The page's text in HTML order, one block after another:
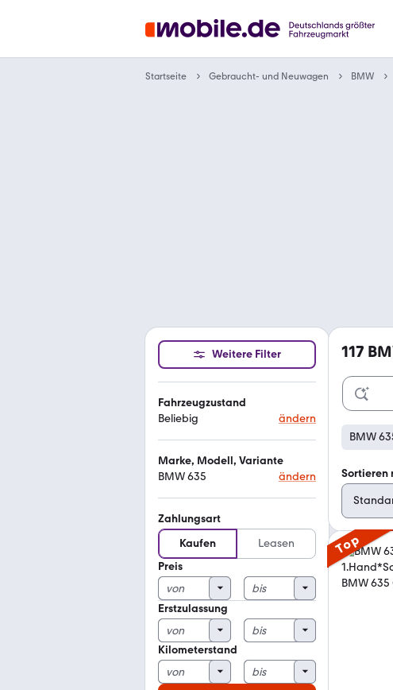
Startseite Gebraucht- und Neuwagen BMW
Weitere Filter
Fahrzeugzustand
Beliebig
ändern
Marke, Modell, Variante
BMW 635
ändern
Zahlungsart
Kaufen
Leasen
Preis
Erstzulassung
Kilometerstand
117
BMW
Sortieren
Top